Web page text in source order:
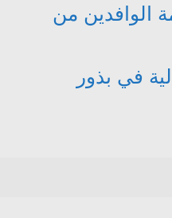
الوافدين من
في بذور